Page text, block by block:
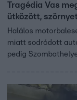
Tragédia Vas
ütközött,
Halálos
miatt sodródott
pedig